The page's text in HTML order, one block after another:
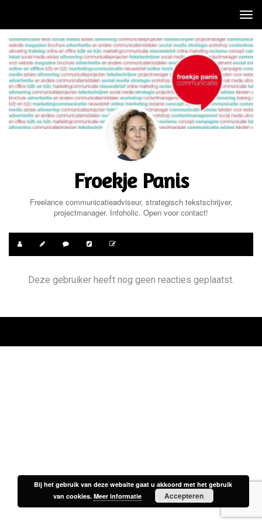
Froekje Panis
Freelance communicatieadviseur, strategisch tekstschrijver,
projectmanager. Infoholic. Open voor contact!
Deze gebruiker heeft nog geen reacties geplaatst.
Bij het gebruik van deze website gaat u akkoord met het gebruik
van cookies. Meer informatie Accepteren
Bij het gebruik van deze website gaat u akkoord met het gebruik
van cookies. Meer informatie Accepteren